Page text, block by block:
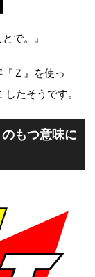
で。』
Ｚ』を使っ
たそうです。
もつ意味に